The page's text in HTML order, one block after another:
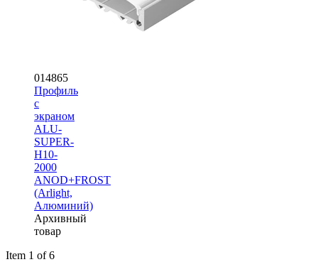
014865
Профиль
с
экраном
ALU-
SUPER-
H10-
2000
ANOD+FROST
(Arlight,
Алюминий)
Архивный
товар
Item 1 of 6